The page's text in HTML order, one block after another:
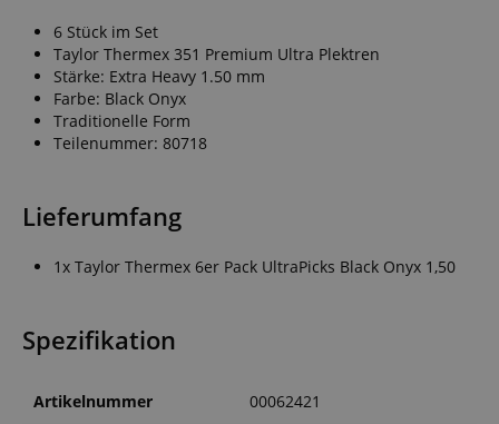
6 Stück im Set
Taylor Thermex 351 Premium Ultra Plektren
Stärke: Extra Heavy 1.50 mm
Farbe: Black Onyx
Traditionelle Form
Teilenummer: 80718
Lieferumfang
1x Taylor Thermex 6er Pack UltraPicks Black Onyx 1,50
Spezifikation
Artikelnummer 00062421